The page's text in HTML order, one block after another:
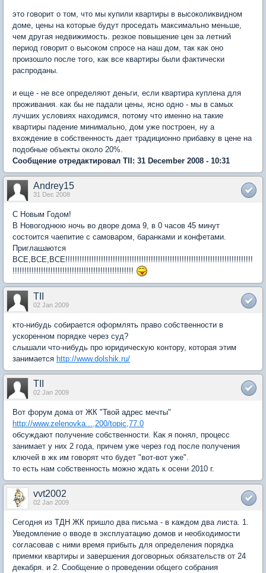
это говорит о том, что мы купили квартиры в высоколиквидном
доме, цены на которые будут проседать максимально меньше,
чем другая недвижимость. резкое повышение цен за летний
период говорит о высоком спросе на наш дом, так как оно
произошло после того, как все квартиры были фактически
распроданы.
и еще - не все определяют деньги, если квартира куплена для
проживания. как бы не падали цены, ясно одно - мы в самых
лучших условиях находимся, потому что именно на такие
квартиры падение минимально, дом уже построен, ну а
вхождение в собственность дает традиционно прибавку в цене на
подобные объекты около 20%.
Сообщение отредактировал TII: 31 December 2008 - 10:31
Andrey15
31 Dec 2008
С Новым Годом!
В Новогоднюю ночь во дворе дома 9, в 0 часов 45 минут
состоится чаепитие с самоваром, баранками и конфетами.
Приглашаются
ВСЕ,ВСЕ,ВСЕ!!!!!!!!!!!!!!!!!!!!!!!!!!!!!!!!!!!!!!!!!!!!!!!!!!!!!!!!!!!!!!!!!!!!!!!!!!!!!!!
!!!!!!!!!!!!!!!!!!!!!!!!!!!!!!!!!!!!!!!!!!!!!!!!!!!
TII
02 Jan 2009
кто-нибудь собирается оформлять право собственности в
ускоренном порядке через суд?
слышали что-нибудь про юридическую контору, которая этим
занимается http://www.dolshik.ru/
TII
02 Jan 2009
Вот форум дома от ЖК "Твой адрес мечты"
http://www.zelenovka...,200/topic,77.0
обсуждают получение собственности. Как я понял, процесс
занимает у них 2 года, причем уже через год после получения
ключей в жк им говорят что будет "вот-вот уже".
то есть нам собственность можно ждать к осени 2010 г.
vvt2002
02 Jan 2009
Сегодня из ТДН ЖК пришло два письма - в каждом два листа. 1.
Уведомление о вводе в эксплуатацию домов и необходимости
согласовав с ними время прибыть для определения порядка
приемки квартиры и завершения договорных обязательств от 24
декабря. и 2. Сообщение о проведении общего собрания